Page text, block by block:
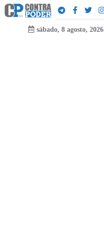
sábado, 8 agosto, 2026